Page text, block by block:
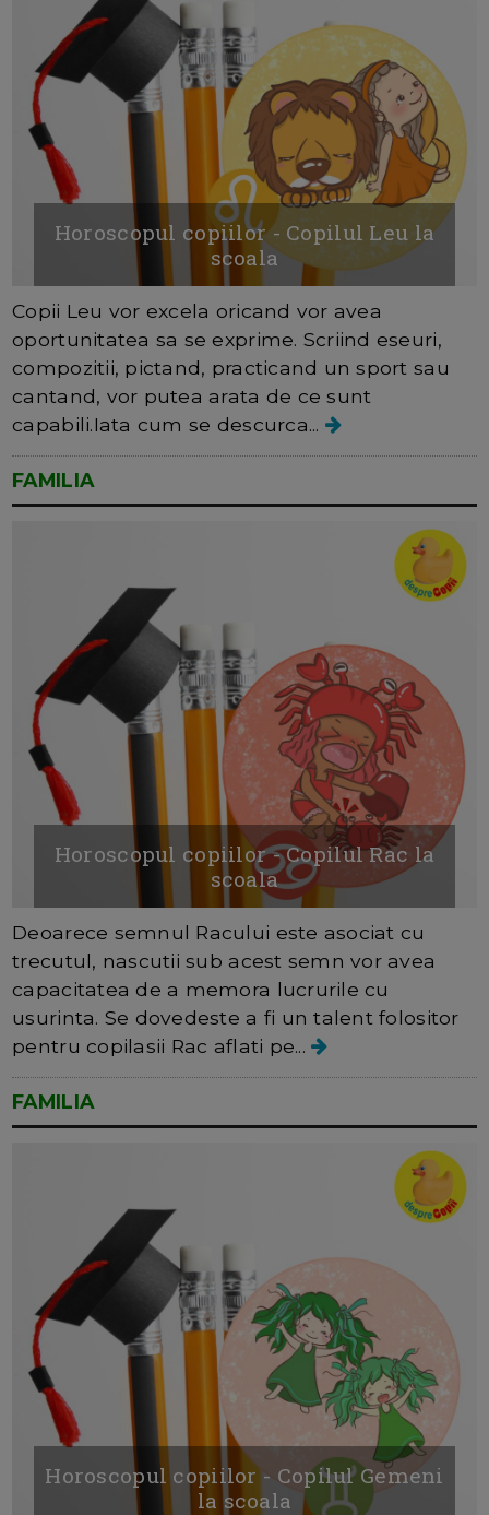
Horoscopul copiilor - Copilul Leu la
scoala
Copii Leu vor excela oricand vor avea
oportunitatea sa se exprime. Scriind eseuri,
compozitii, pictand, practicand un sport sau
cantand, vor putea arata de ce sunt
capabili.Iata cum se descurca...
FAMILIA
Horoscopul copiilor - Copilul Rac la
scoala
Deoarece semnul Racului este asociat cu
trecutul, nascutii sub acest semn vor avea
capacitatea de a memora lucrurile cu
usurinta. Se dovedeste a fi un talent folositor
pentru copilasii Rac aflati pe...
FAMILIA
Horoscopul copiilor - Copilul Gemeni
la scoala